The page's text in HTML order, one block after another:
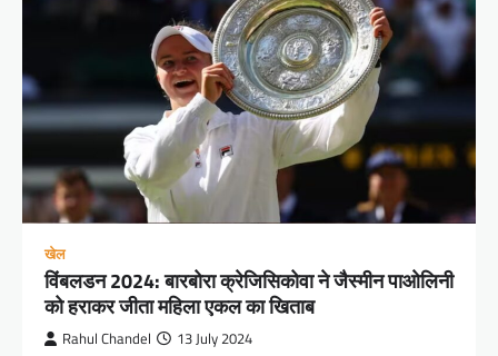
खेल
विंबलडन 2024: बारबोरा क्रेजिसिकोवा ने जैस्मीन पाओलिनी
को हराकर जीता महिला एकल का खिताब
Rahul Chandel 13 July 2024